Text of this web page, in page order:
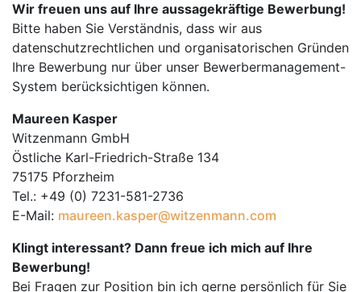
Wir freuen uns auf Ihre aussagekräftige Bewerbung!
Bitte haben Sie Verständnis, dass wir aus
datenschutzrechtlichen und organisatorischen Gründen
Ihre Bewerbung nur über unser Bewerbermanagement-
System berücksichtigen können.
Maureen Kasper
Witzenmann GmbH
Östliche Karl-Friedrich-Straße 134
75175 Pforzheim
Tel.: +49 (0) 7231-581-2736
E-Mail: maureen.kasper@witzenmann.com
Klingt interessant? Dann freue ich mich auf Ihre
Bewerbung!
Bei Fragen zur Position bin ich gerne persönlich für Sie